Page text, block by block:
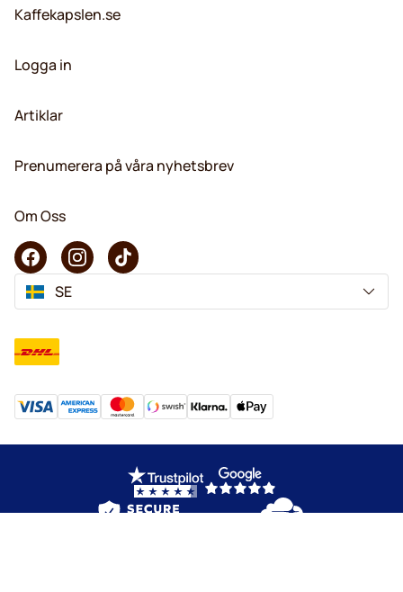
Kaffekapslen.se
Logga in
Artiklar
Prenumerera på våra nyhetsbrev
Om Oss
SE